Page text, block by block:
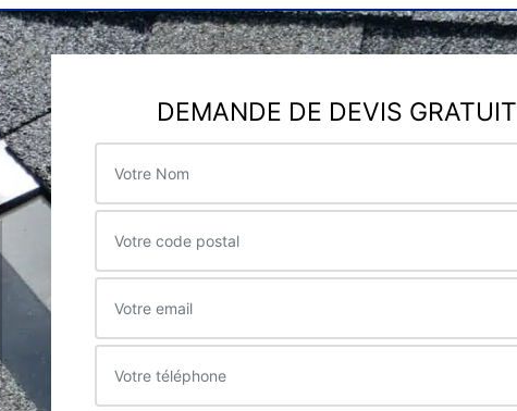
DEMANDE DE DEVIS GRATUIT